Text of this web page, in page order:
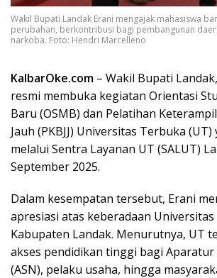
Wakil Bupati Landak Erani mengajak mahasiswa
perubahan, berkontribusi bagi pembangunan
narkoba. Foto: Hendri Marcelleno
KalbarOke.com – Wakil Bupati
resmi membuka kegiatan Orientasi
Baru (OSMB) dan Pelatihan
Jauh (PKBJJ) Universitas Terbuka
melalui Sentra Layanan UT (SALUT)
September 2025.
Dalam kesempatan tersebut, Erani
apresiasi atas keberadaan
Kabupaten Landak. Menurutnya, UT
akses pendidikan tinggi bagi Aparatur
(ASN), pelaku usaha, hingga